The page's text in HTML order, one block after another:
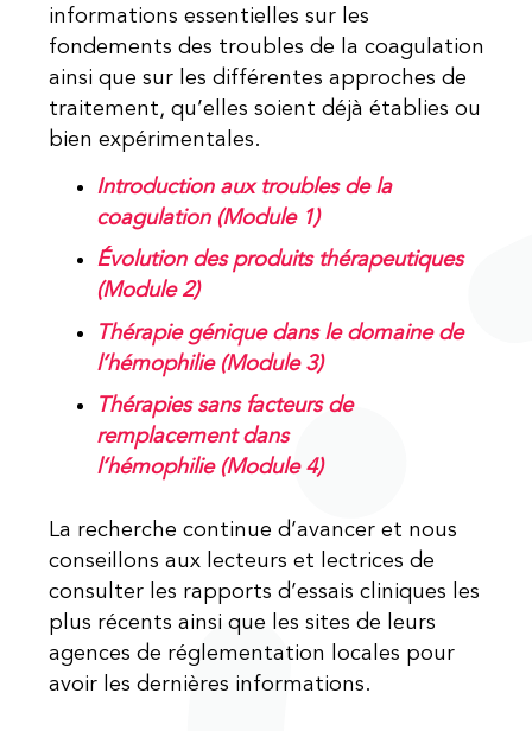
informations essentielles sur les
fondements des troubles de la coagulation
ainsi que sur les différentes approches de
traitement, qu’elles soient déjà établies ou
bien expérimentales.
Introduction aux troubles de la
coagulation (Module 1)
Évolution des produits thérapeutiques
(Module 2)
Thérapie génique dans le domaine de
l’hémophilie (Module 3)
Thérapies sans facteurs de
remplacement dans
l’hémophilie(Module 4)
La recherche continue d’avancer et nous
conseillons aux lecteurs et lectrices de
consulter les rapports d’essais cliniques les
plus récents ainsi que les sites de leurs
agences de réglementation locales pour
avoir les dernières informations.